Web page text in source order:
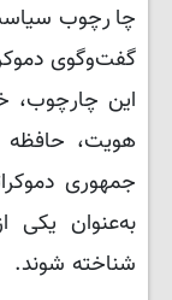
چارچوب
گفت‌وگوی
این چارچوب،
هویت، حافظه
جمهوری
به‌عنوان
شناخته شوند.